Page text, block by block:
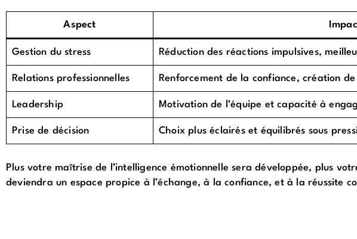
Aspect
Gestion du stress Réduction des réactions impulsives,
Relations professionnelles Renforcement de la confiance, création
Leadership Motivation de l’équipe et capacité à
Prise de décision Choix plus éclairés et équilibrés sous
Plus votre maîtrise de l’intelligence émotionnelle sera développée, plus
deviendra un espace propice à l’échange, à la confiance, et à la réussite